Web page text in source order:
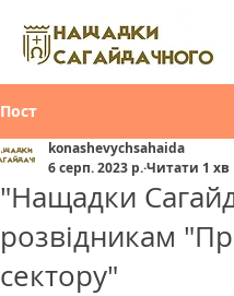
Пост
"Нащадки
розвідникам
сектору"
konashevychsahaida
6 серп. 2023 р.Читати 1 хв